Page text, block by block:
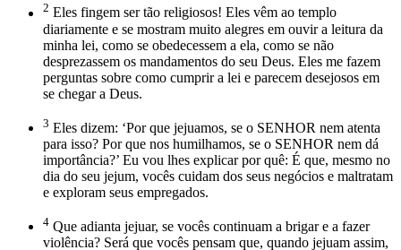
2 Eles fingem ser tão religiosos! Eles vêm ao templo
diariamente e se mostram muito alegres em ouvir a leitura da
minha lei, como se obedecessem a ela, como se não
desprezassem os mandamentos do seu Deus. Eles me fazem
perguntas sobre como cumprir a lei e parecem desejosos em
se chegar a Deus.
3 Eles dizem: ‘Por que jejuamos, se o SENHOR nem atenta
para isso? Por que nos humilhamos, se o SENHOR nem dá
importância?’ Eu vou lhes explicar por quê: É que, mesmo no
dia do seu jejum, vocês cuidam dos seus negócios e maltratam
e exploram seus empregados.
4 Que adianta jejuar, se vocês continuam a brigar e a fazer
violência? Será que vocês pensam que, quando jejuam assim,